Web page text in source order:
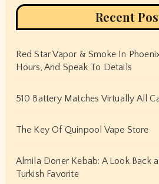
Recent
Red Star Vapor & Smoke In
Hours, And Speak To Details
510 Battery Matches Virtually All
The Key Of Quinpool Vape Store
Almila Doner Kebab: A Look Back
Turkish Favorite